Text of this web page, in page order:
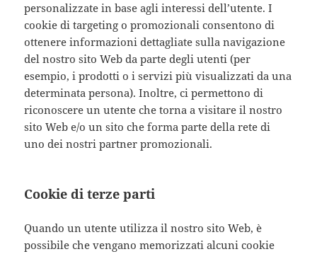
personalizzate in base agli interessi dell’utente. I
cookie di targeting o promozionali consentono di
ottenere informazioni dettagliate sulla navigazione
del nostro sito Web da parte degli utenti (per
esempio, i prodotti o i servizi più visualizzati da una
determinata persona). Inoltre, ci permettono di
riconoscere un utente che torna a visitare il nostro
sito Web e/o un sito che forma parte della rete di
uno dei nostri partner promozionali.
Cookie di terze parti
Quando un utente utilizza il nostro sito Web, è
possibile che vengano memorizzati alcuni cookie